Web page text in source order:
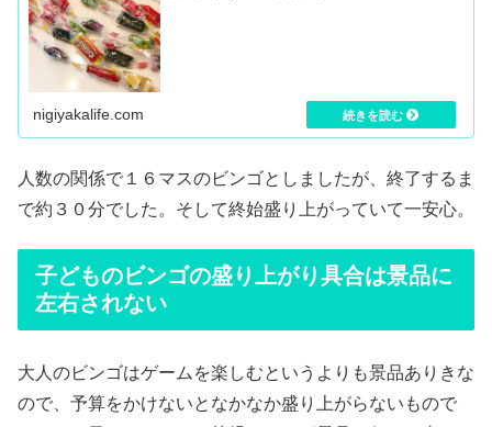
nigiyakalife.com
人数の関係で１６マスのビンゴとしましたが、終了するま
で約３０分でした。そして終始盛り上がっていて一安心。
子どものビンゴの盛り上がり具合は景品に
左右されない
大人のビンゴはゲームを楽しむというよりも景品ありきな
ので、予算をかけないとなかなか盛り上がらないもので